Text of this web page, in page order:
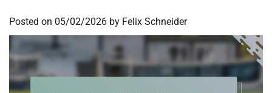
Posted on 05/02/2026 by Felix Schneider